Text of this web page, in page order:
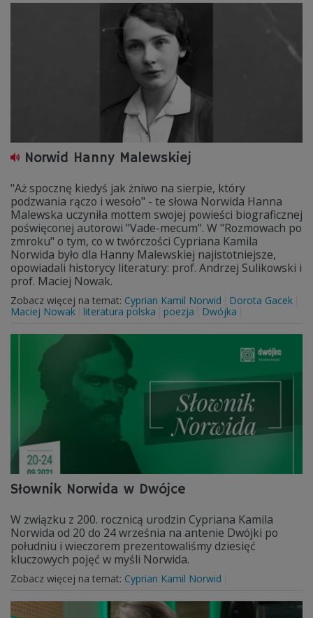
Norwid Hanny Malewskiej
"Aż spocznę kiedyś jak żniwo na sierpie, który
podzwania rączo i wesoło" - te słowa Norwida Hanna
Malewska uczyniła mottem swojej powieści biograficznej
poświęconej autorowi "Vade-mecum". W "Rozmowach po
zmroku" o tym, co w twórczości Cypriana Kamila
Norwida było dla Hanny Malewskiej najistotniejsze,
opowiadali historycy literatury: prof. Andrzej Sulikowski i
prof. Maciej Nowak.
Zobacz więcej na temat: Cyprian Kamil Norwid
Dorota Gacek
Maciej Nowak
literatura polska poezja Dwójka
Słownik Norwida w Dwójce
W związku z 200. rocznicą urodzin Cypriana Kamila
Norwida od 20 do 24 września na antenie Dwójki po
południu i wieczorem prezentowaliśmy dziesięć
kluczowych pojęć w myśli Norwida.
Zobacz więcej na temat: Cyprian Kamil Norwid